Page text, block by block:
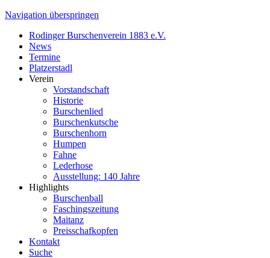
Navigation überspringen
Rodinger Burschenverein 1883 e.V.
News
Termine
Platzerstadl
Verein
Vorstandschaft
Historie
Burschenlied
Burschenkutsche
Burschenhorn
Humpen
Fahne
Lederhose
Ausstellung: 140 Jahre
Highlights
Burschenball
Faschingszeitung
Maitanz
Preisschafkopfen
Kontakt
Suche